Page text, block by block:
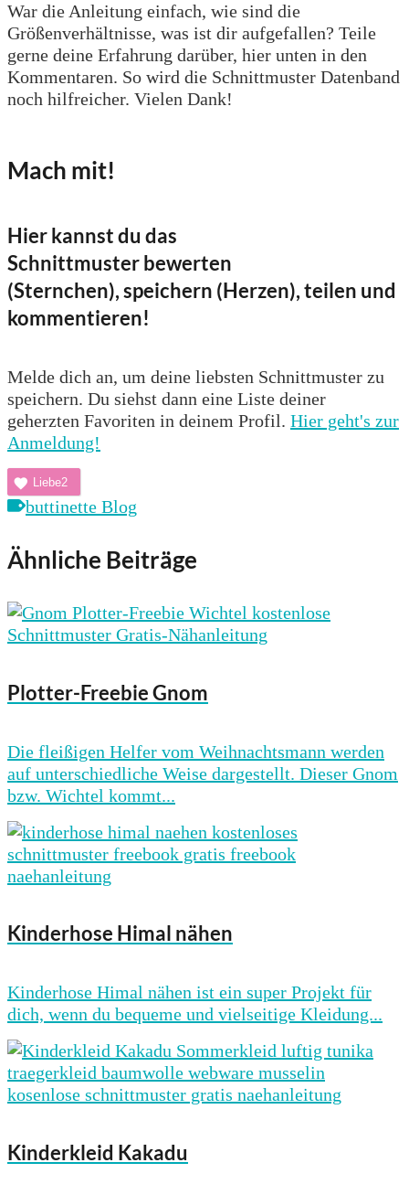
War die Anleitung einfach, wie sind die
Größenverhältnisse, was ist dir aufgefallen? Teile
gerne deine Erfahrung darüber, hier unten in den
Kommentaren. So wird die Schnittmuster Datenband
noch hilfreicher. Vielen Dank!
Mach mit!
Hier kannst du das
Schnittmuster bewerten
(Sternchen), speichern (Herzen), teilen und
kommentieren!
Melde dich an, um deine liebsten Schnittmuster zu
speichern. Du siehst dann eine Liste deiner
geherzten Favoriten in deinem Profil. Hier geht's zur
Anmeldung!
Liebe2
buttinette Blog
Ähnliche Beiträge
Plotter-Freebie Gnom
Die fleißigen Helfer vom Weihnachtsmann werden
auf unterschiedliche Weise dargestellt. Dieser Gnom
bzw. Wichtel kommt...
Kinderhose Himal nähen
Kinderhose Himal nähen ist ein super Projekt für
dich, wenn du bequeme und vielseitige Kleidung...
Kinderkleid Kakadu